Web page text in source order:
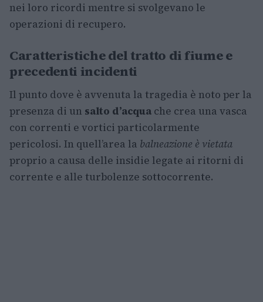
nei loro ricordi mentre si svolgevano le
operazioni di recupero.
Caratteristiche del tratto di fiume e
precedenti incidenti
Il punto dove è avvenuta la tragedia è noto per la
presenza di un salto d’acqua che crea una vasca
con correnti e vortici particolarmente
pericolosi. In quell’area la balneazione è vietata
proprio a causa delle insidie legate ai ritorni di
corrente e alle turbolenze sottocorrente.